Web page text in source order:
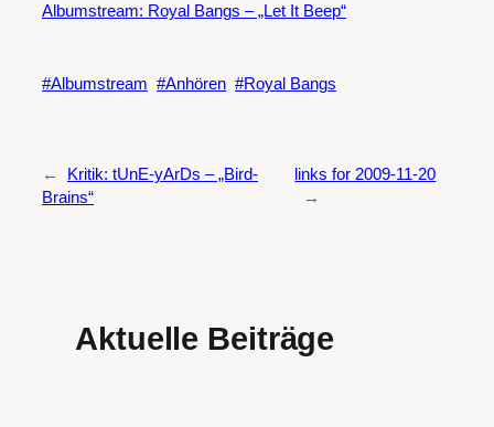
Albumstream: Royal Bangs – „Let It Beep“
Albumstream Anhören Royal Bangs
←
Kritik: tUnE-yArDs – „Bird-
Brains“
links for 2009-11-20
→
Aktuelle Beiträge